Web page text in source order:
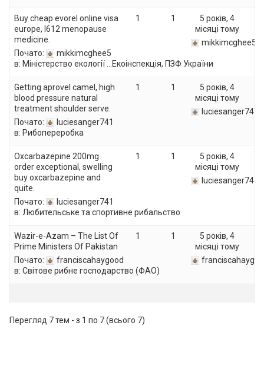
Buy cheap evorel online visa
europe, l612 menopause
medicine.
Почато:
mikkimcghee5
в: Міністерство екології …Екоінспекція, ПЗФ України
1 1
5 років, 4
місяці тому
mikkimcghee5
Getting aprovel camel, high
blood pressure natural
treatment shoulder serve.
Почато:
luciesanger741
в: Рибопереробка
1 1
5 років, 4
місяці тому
luciesanger741
Oxcarbazepine 200mg
order exceptional, swelling
buy oxcarbazepine and
quite.
Почато:
luciesanger741
в: Любительське та спортивне рибальство
1 1
5 років, 4
місяці тому
luciesanger741
Wazir-e-Azam – The List Of
Prime Ministers Of Pakistan
Почато:
franciscahaygood
в: Світове рибне господарство (ФАО)
1 1
5 років, 4
місяці тому
Перегляд 7 тем - з 1 по 7 (всього 7)